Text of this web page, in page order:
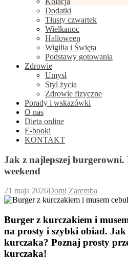
Dodatki
Tłusty czwartek
Wielkanoc
Halloween
Wigilia i Święta
Podstawy gotowania
Zdrowie
Umysł
Styl życia
Zdrowie fizyczne
Porady i wskazówki
O nas
Dieta online
E-booki
KONTAKT
Jak z najlepszej burgerowni.
weekend
21 maja 2026Domi Zaremba
Burger z kurczakiem i
na prosty i szybki obiad.
kurczaka? Poznaj prosty
kurczaka!